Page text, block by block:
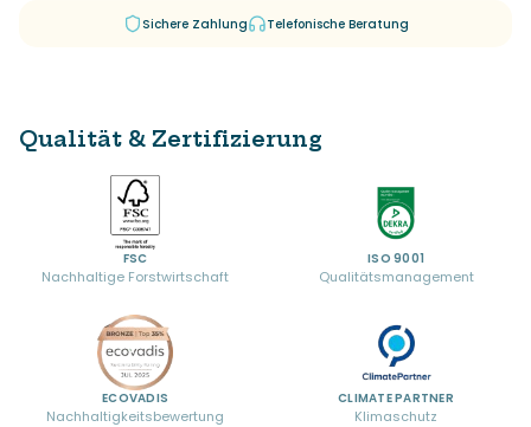
Sichere Zahlung Telefonische Beratung
Qualität & Zertifizierung
FSC
Nachhaltige Forstwirtschaft
ISO 9001
Qualitätsmanagement
ECOVADIS
Nachhaltigkeitsbewertung
CLIMATE PARTNER
Klimaschutz